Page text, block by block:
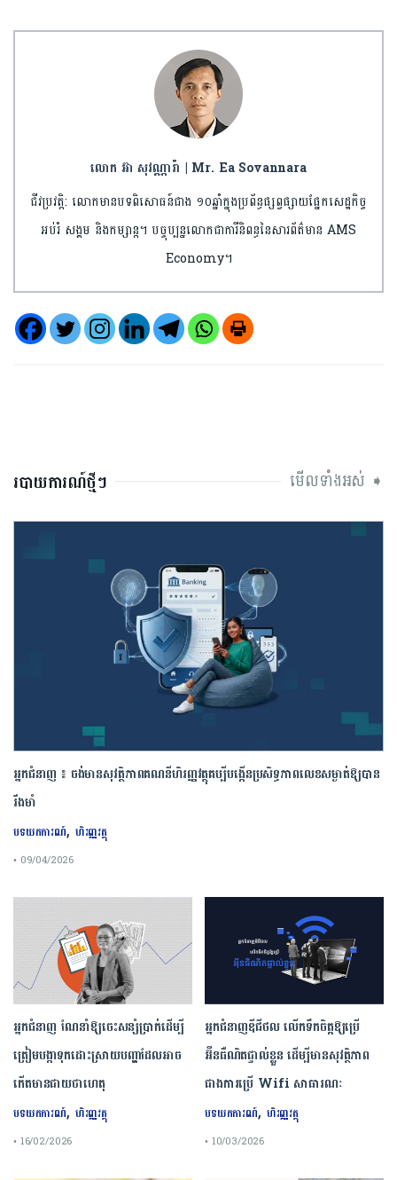
លោក អ៊ា សុវណ្ណារ៉ា | Mr. Ea Sovannara
ជីវប្រវត្តិ: លោកមានបទពិសោធន៍ជាង ១០ឆ្នាំក្នុងប្រព័ន្ធផ្សព្វផ្សាយផ្នែកសេដ្ឋកិច្ច
អប់រំ សង្គម និងកម្សាន្ត។ បច្ចុប្បន្នលោកជាការីនិពន្ធនៃសារព័ត៌មាន AMS
Economy។
របាយការណ៍ថ្មីៗ មើលទាំងអស់ ➧
អ្នកជំនាញ ៖ ចង់មានសុវត្ថិភាពគណនីហិរញ្ញវត្ថុគប្បីបង្កើនប្រសិទ្ធភាពលេខសម្ងាត់ឱ្យបាន
រឹងមាំ
បទយកការណ៍, ហិរញ្ញវត្ថុ
• 09/04/2026
អ្នកជំនាញឌីជីថល លើកទឹកចិត្តឱ្យប្រើ
អ៊ីនធឺណិតផ្ទាល់ខ្លួន ដើម្បីមានសុវត្ថិភាព
ជាងការប្រើ Wifi​ សាធារណៈ
បទយកការណ៍, ហិរញ្ញវត្ថុ
• 10/03/2026
អ្នកជំនាញ ណែនាំឱ្យចេះសន្សំប្រាក់ដើម្បី
ត្រៀមបង្កាទុកដោះស្រាយបញ្ហាដែលអាច
កើតមានជាយថាហេតុ
បទយកការណ៍, ហិរញ្ញវត្ថុ
• 16/02/2026